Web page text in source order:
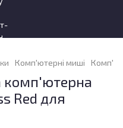
Комп'ютерні миші
комп'ютерна
Red для